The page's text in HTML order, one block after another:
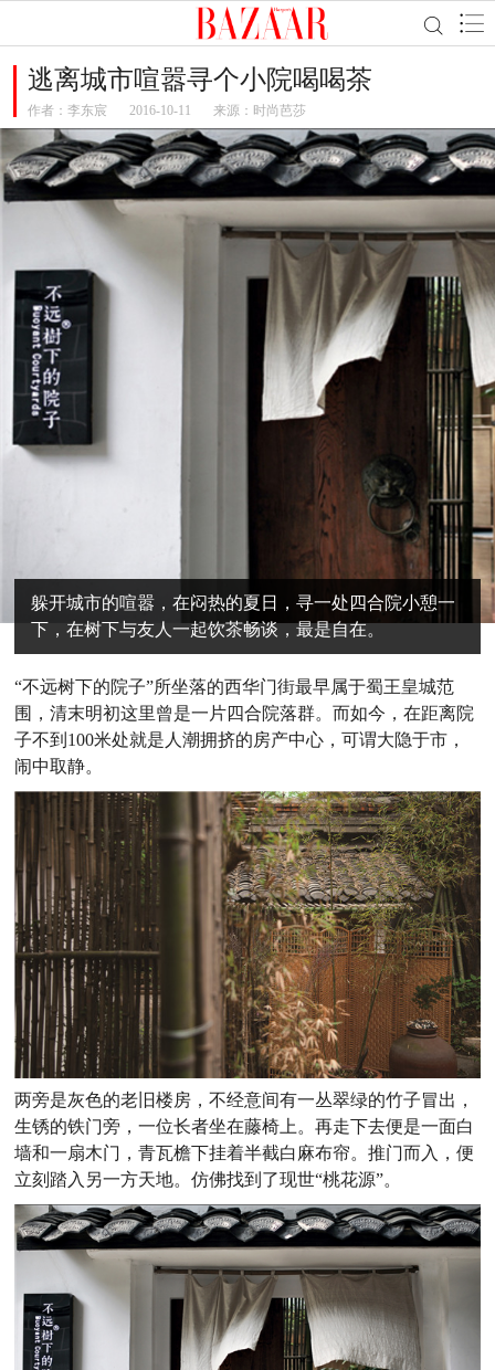
逃离城市喧嚣寻个小院喝喝茶
作者： 李东宸 2016-10-11 来源：时尚芭莎
躲开城市的喧嚣，在闷热的夏日，寻一处四合院小憩一
下，在树下与友人一起饮茶畅谈，最是自在。
“不远树下的院子”所坐落的西华门街最早属于蜀王皇城范
围，清末明初这里曾是一片四合院落群。而如今，在距离院
子不到100米处就是人潮拥挤的房产中心，可谓大隐于市，
闹中取静。
两旁是灰色的老旧楼房，不经意间有一丛翠绿的竹子冒出，
生锈的铁门旁，一位长者坐在藤椅上。再走下去便是一面白
墙和一扇木门，青瓦檐下挂着半截白麻布帘。推门而入，便
立刻踏入另一方天地。仿佛找到了现世“桃花源”。